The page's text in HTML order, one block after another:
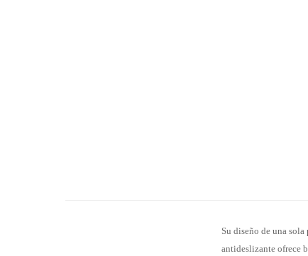
Su diseño de una
antideslizante ofrece